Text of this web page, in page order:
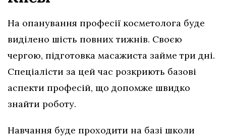
На опанування професії косметолога буде
виділено шість повних тижнів. Своєю
чергою, підготовка масажиста займе три дні.
Спеціалісти за цей час розкриють базові
аспекти професій, що допомже швидко
знайти роботу.
Навчання буде проходити на базі школи